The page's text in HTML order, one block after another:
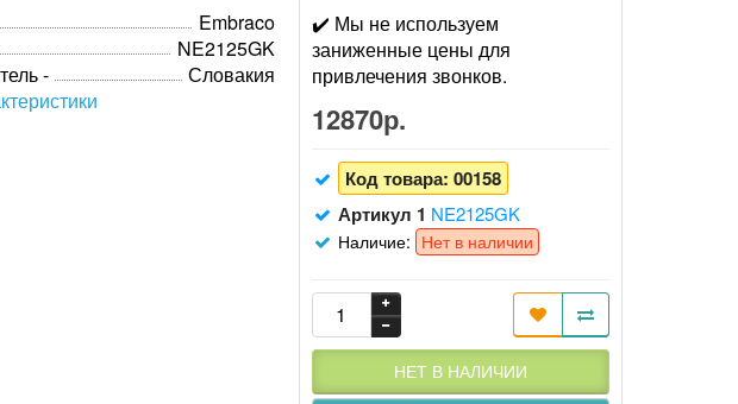
Embraco
NE2125GK
-
Словакия
✔️ Мы не используем
заниженные цены для
привлечения звонков.
12870р.
Код товара: 00158
Артикул 1 NE2125GK
Наличие: Нет в наличии
НЕТ В НАЛИЧИИ